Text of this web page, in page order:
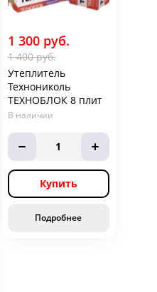
1 300 руб.
1 400 руб.
Утеплитель
Технониколь
ТЕХНОБЛОК 8 плит
В наличии
1
Купить
Подробнее